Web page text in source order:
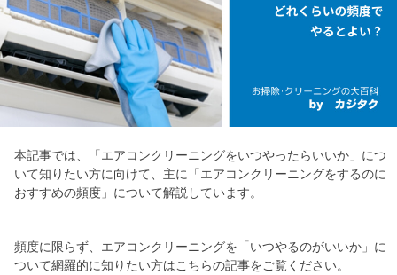
本記事では、「エアコンクリーニングをいつやったらいいか」につ
いて知りたい方に向けて、主に「エアコンクリーニングをするのに
おすすめの頻度」について解説しています。
頻度に限らず、エアコンクリーニングを「いつやるのがいいか」に
ついて網羅的に知りたい方はこちらの記事をご覧ください。